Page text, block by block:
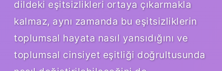
dildeki eşitsizlikleri ortaya çıkarmakla
kalmaz, aynı zamanda bu eşitsizliklerin
toplumsal hayata nasıl yansıdığını ve
toplumsal cinsiyet eşitliği doğrultusunda